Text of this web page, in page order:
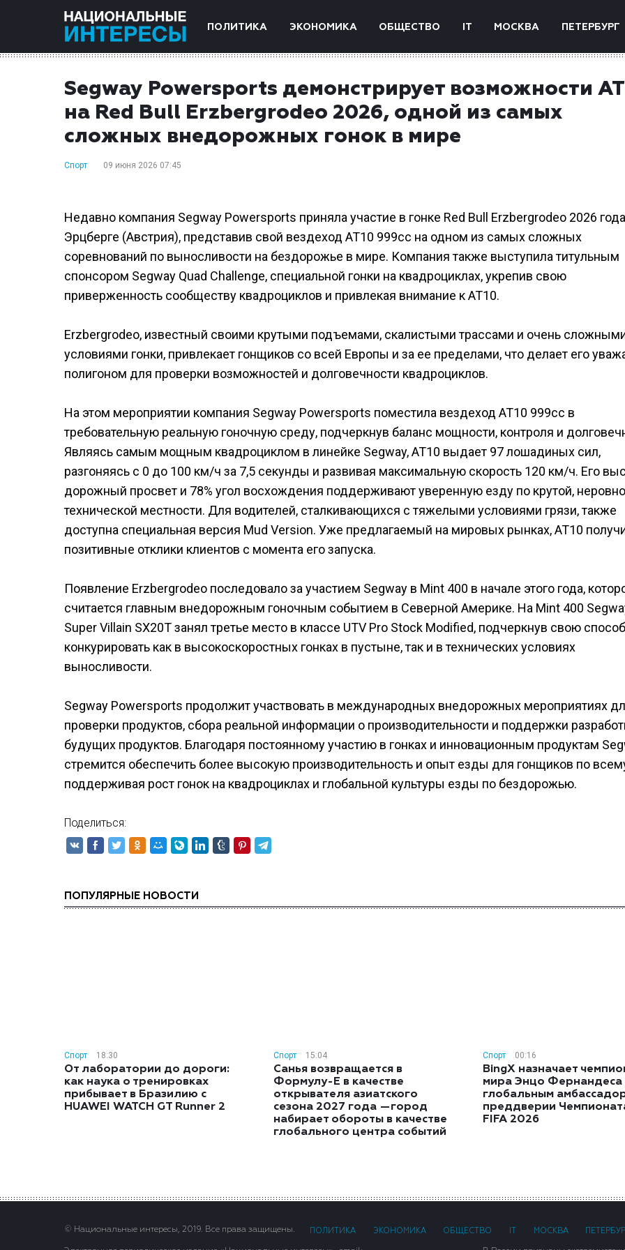
ПОЛИТИКА ЭКОНОМИКА ОБЩЕСТВО IT МОСКВА ПЕТЕРБУРГ
Segway Powersports демонстрирует возможности
на Red Bull Erzbergrodeo 2026, одной из самых
сложных внедорожных гонок в мире
Спорт 09 июня 2026 07:45
Недавно компания Segway Powersports приняла участие в гонке Red Bull Erzbergrodeo 2026
Эрцберге (Австрия), представив свой вездеход AT10 999cc на одном из самых сложных
соревнований по выносливости на бездорожье в мире. Компания также выступила титульным
спонсором Segway Quad Challenge, специальной гонки на квадроциклах, укрепив свою
приверженность сообществу квадроциклов и привлекая внимание к AT10.
Erzbergrodeo, известный своими крутыми подъемами, скалистыми трассами и очень
условиями гонки, привлекает гонщиков со всей Европы и за ее пределами, что делает его
полигоном для проверки возможностей и долговечности квадроциклов.
На этом мероприятии компания Segway Powersports поместила вездеход AT10 999cc в
требовательную реальную гоночную среду, подчеркнув баланс мощности, контроля и
Являясь самым мощным квадроциклом в линейке Segway, AT10 выдает 97 лошадиных сил,
разгоняясь с 0 до 100 км/ч за 7,5 секунды и развивая максимальную скорость 120 км/ч. Его
дорожный просвет и 78% угол восхождения поддерживают уверенную езду по крутой,
технической местности. Для водителей, сталкивающихся с тяжелыми условиями грязи, также
доступна специальная версия Mud Version. Уже предлагаемый на мировых рынках, AT10
позитивные отклики клиентов с момента его запуска.
Появление Erzbergrodeo последовало за участием Segway в Mint 400 в начале этого года,
считается главным внедорожным гоночным событием в Северной Америке. На Mint 400
Super Villain SX20T занял третье место в классе UTV Pro Stock Modified, подчеркнув свою
конкурировать как в высокоскоростных гонках в пустыне, так и в технических условиях
выносливости.
Segway Powersports продолжит участвовать в международных внедорожных мероприятиях
проверки продуктов, сбора реальной информации о производительности и поддержки
будущих продуктов. Благодаря постоянному участию в гонках и инновационным продуктам
стремится обеспечить более высокую производительность и опыт езды для гонщиков по
поддерживая рост гонок на квадроциклах и глобальной культуры езды по бездорожью.
Поделиться:
ПОПУЛЯРНЫЕ НОВОСТИ
Спорт 18:30
От лаборатории до дороги:
как наука о тренировках
прибывает в Бразилию с
HUAWEI WATCH GT Runner 2
Спорт 15:04
Санья возвращается в
Формулу-E в качестве
открывателя азиатского
сезона 2027 года —город
набирает обороты в качестве
глобального центра событий
Спорт 00:16
BingX назначает
мира Энцо Фернандеса
глобальным
преддверии
FIFA 2026
© Национальные интересы, 2019. Все права защищены. ПОЛИТИКА ЭКОНОМИКА ОБЩЕСТВО МОСКВА